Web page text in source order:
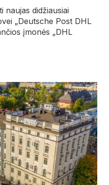
naujas didžiausiai
„Deutsche Post DHL
įmonės „DHL